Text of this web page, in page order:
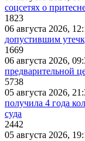
соцсетях о
1823
06 августа 2026,
допустившим
1669
06 августа 2026,
предварительной
5738
05 августа 2026,
получила 4 года
суда
2442
05 августа 2026,